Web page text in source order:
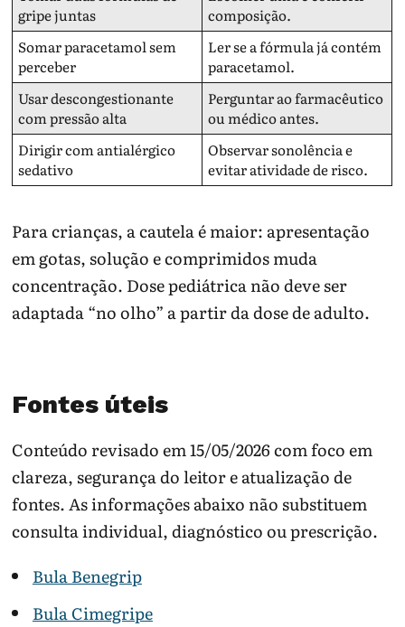
gripe juntas
composição.
Somar paracetamol sem
perceber
Ler se a fórmula já contém
paracetamol.
Usar descongestionante
com pressão alta
Perguntar ao farmacêutico
ou médico antes.
Dirigir com antialérgico
sedativo
Observar sonolência e
evitar atividade de risco.
Para crianças, a cautela é maior: apresentação
em gotas, solução e comprimidos muda
concentração. Dose pediátrica não deve ser
adaptada “no olho” a partir da dose de adulto.
Fontes úteis
Conteúdo revisado em 15/05/2026 com foco em
clareza, segurança do leitor e atualização de
fontes. As informações abaixo não substituem
consulta individual, diagnóstico ou prescrição.
Bula Benegrip
Bula Cimegripe